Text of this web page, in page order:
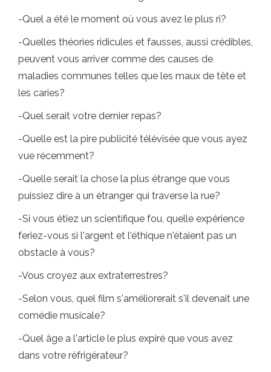
-Quel a été le moment où vous avez le plus ri?
-Quelles théories ridicules et fausses, aussi crédibles,
peuvent vous arriver comme des causes de
maladies communes telles que les maux de tête et
les caries?
-Quel serait votre dernier repas?
-Quelle est la pire publicité télévisée que vous ayez
vue récemment?
-Quelle serait la chose la plus étrange que vous
puissiez dire à un étranger qui traverse la rue?
-Si vous étiez un scientifique fou, quelle expérience
feriez-vous si l'argent et l'éthique n'étaient pas un
obstacle à vous?
-Vous croyez aux extraterrestres?
-Selon vous, quel film s'améliorerait s'il devenait une
comédie musicale?
-Quel âge a l'article le plus expiré que vous avez
dans votre réfrigérateur?